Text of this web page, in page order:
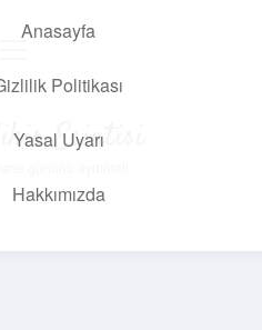
Anasayfa
Politikası
Yasal Uyarı
Hakkımızda
Esintisi